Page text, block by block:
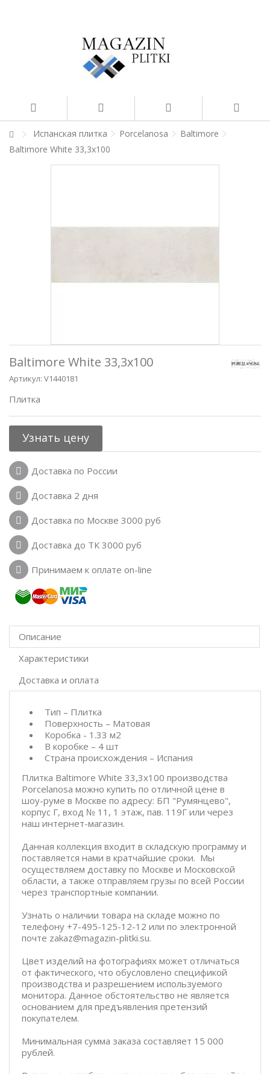
Испанская плитка Porcelanosa
Baltimore
Baltimore White 33,3x100
Baltimore White 33,3x100
Артикул: V1440181
Плитка
Узнать цену
Доставка по России
Доставка 2 дня
Доставка по Москве 3000 руб
Доставка до ТК 3000 руб
Принимаем к оплате on-line
Описание
Характеристики
Доставка и оплата
Тип – Плитка
Поверхность – Матовая
Коробка - 1.33 м2
В коробке – 4 шт
Страна происхождения – Испания
Плитка Baltimore White 33,3x100 производства
Porcelanosa можно купить по отличной цене в
шоу-руме в Москве по адресу: БП "Румянцево",
корпус Г, вход № 11, 1 этаж, пав. 119Г или через
наш интернет-магазин.
Данная коллекция входит в складскую программу и
поставляется нами в кратчайшие сроки. Мы
осуществляем доставку по Москве и Московской
области, а также отправляем грузы по всей России
через транспортные компании.
Узнать о наличии товара на складе можно по
телефону +7-495-125-12-12 или по электронной
почте zakaz@magazin-plitki.su.
Цвет изделий на фотографиях может отличаться
от фактического, что обусловлено спецификой
производства и разрешением используемого
монитора. Данное обстоятельство не является
основанием для предъявления претензий
покупателем.
Минимальная сумма заказа составляет 15 000
рублей.